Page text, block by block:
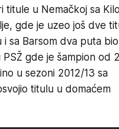
titule u Nemačkoj sa
gde je uzeo još dve
i sa Barsom dva puta
gde je šampion od
u sezoni 2012/13 sa
titulu u domaćem